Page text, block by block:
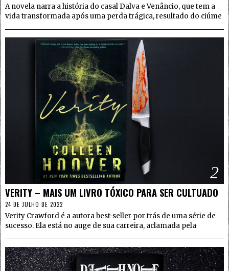
A novela narra a história do casal Dalva e Venâncio, que tem a
vida transformada após uma perda trágica, resultado do ciúme
2
VERITY – MAIS UM LIVRO TÓXICO PARA SER CULTUADO
24 DE JULHO DE 2022
Verity Crawford é a autora best-seller por trás de uma série de
sucesso. Ela está no auge de sua carreira, aclamada pela